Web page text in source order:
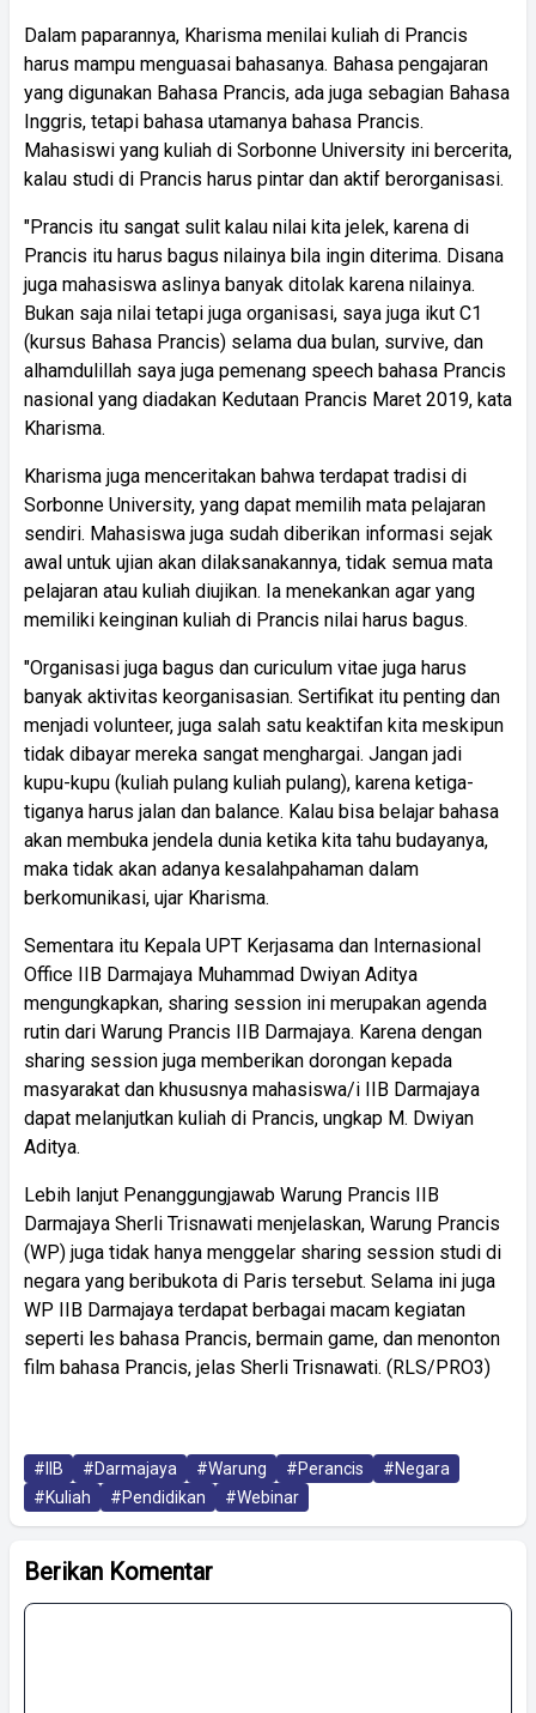
Dalam paparannya, Kharisma menilai kuliah di Prancis
harus mampu menguasai bahasanya. Bahasa pengajaran
yang digunakan Bahasa Prancis, ada juga sebagian Bahasa
Inggris, tetapi bahasa utamanya bahasa Prancis.
Mahasiswi yang kuliah di Sorbonne University ini bercerita,
kalau studi di Prancis harus pintar dan aktif berorganisasi.
"Prancis itu sangat sulit kalau nilai kita jelek, karena di
Prancis itu harus bagus nilainya bila ingin diterima. Disana
juga mahasiswa aslinya banyak ditolak karena nilainya.
Bukan saja nilai tetapi juga organisasi, saya juga ikut C1
(kursus Bahasa Prancis) selama dua bulan, survive, dan
alhamdulillah saya juga pemenang speech bahasa Prancis
nasional yang diadakan Kedutaan Prancis Maret 2019, kata
Kharisma.
Kharisma juga menceritakan bahwa terdapat tradisi di
Sorbonne University, yang dapat memilih mata pelajaran
sendiri. Mahasiswa juga sudah diberikan informasi sejak
awal untuk ujian akan dilaksanakannya, tidak semua mata
pelajaran atau kuliah diujikan. Ia menekankan agar yang
memiliki keinginan kuliah di Prancis nilai harus bagus.
"Organisasi juga bagus dan curiculum vitae juga harus
banyak aktivitas keorganisasian. Sertifikat itu penting dan
menjadi volunteer, juga salah satu keaktifan kita meskipun
tidak dibayar mereka sangat menghargai. Jangan jadi
kupu-kupu (kuliah pulang kuliah pulang), karena ketiga-
tiganya harus jalan dan balance. Kalau bisa belajar bahasa
akan membuka jendela dunia ketika kita tahu budayanya,
maka tidak akan adanya kesalahpahaman dalam
berkomunikasi, ujar Kharisma.
Sementara itu Kepala UPT Kerjasama dan Internasional
Office IIB Darmajaya Muhammad Dwiyan Aditya
mengungkapkan, sharing session ini merupakan agenda
rutin dari Warung Prancis IIB Darmajaya. Karena dengan
sharing session juga memberikan dorongan kepada
masyarakat dan khususnya mahasiswa/i IIB Darmajaya
dapat melanjutkan kuliah di Prancis, ungkap M. Dwiyan
Aditya.
Lebih lanjut Penanggungjawab Warung Prancis IIB
Darmajaya Sherli Trisnawati menjelaskan, Warung Prancis
(WP) juga tidak hanya menggelar sharing session studi di
negara yang beribukota di Paris tersebut. Selama ini juga
WP IIB Darmajaya terdapat berbagai macam kegiatan
seperti les bahasa Prancis, bermain game, dan menonton
film bahasa Prancis, jelas Sherli Trisnawati. (RLS/PRO3)
#IIB #Darmajaya #Warung #Perancis
#Negara
#Kuliah
#Pendidikan #Webinar
Berikan Komentar